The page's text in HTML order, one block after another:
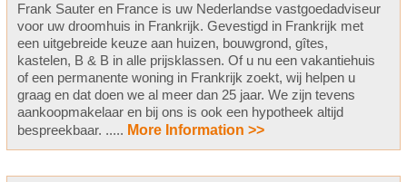
Frank Sauter en France is uw Nederlandse vastgoedadviseur
voor uw droomhuis in Frankrijk. Gevestigd in Frankrijk met
een uitgebreide keuze aan huizen, bouwgrond, gîtes,
kastelen, B & B in alle prijsklassen. Of u nu een vakantiehuis
of een permanente woning in Frankrijk zoekt, wij helpen u
graag en dat doen we al meer dan 25 jaar. We zijn tevens
aankoopmakelaar en bij ons is ook een hypotheek altijd
bespreekbaar. ..... More Information >>